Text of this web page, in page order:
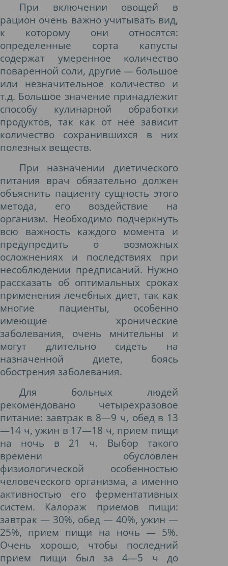
При включении овощей в
рацион очень важно учитывать вид,
к которому они относятся:
определенные сорта капусты
содержат умеренное количество
поваренной соли, другие — большое
или незначительное количество и
т.д. Большое значение принадлежит
способу кулинарной обработки
продуктов, так как от нее зависит
количество сохранившихся в них
полезных веществ.
При назначении диетического
питания врач обязательно должен
объяснить пациенту сущность этого
метода, его воздействие на
организм. Необходимо подчеркнуть
всю важность каждого момента и
предупредить о возможных
осложнениях и последствиях при
несоблюдении предписаний. Нужно
рассказать об оптимальных сроках
применения лечебных диет, так как
многие пациенты, особенно
имеющие хронические
заболевания, очень мнительны и
могут длительно сидеть на
назначенной диете, боясь
обострения заболевания.
Для больных людей
рекомендовано четырехразовое
питание: завтрак в 8—9 ч, обед в 13
—14 ч, ужин в 17—18 ч, прием пищи
на ночь в 21 ч. Выбор такого
времени обусловлен
физиологической особенностью
человеческого организма, а именно
активностью его ферментативных
систем. Калораж приемов пищи:
завтрак — 30%, обед — 40%, ужин —
25%, прием пищи на ночь — 5%.
Очень хорошо, чтобы последний
прием пищи был за 4—5 ч до